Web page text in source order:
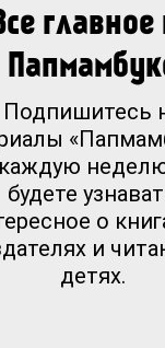
главное
Подпишитесь
будете
о
и
детях.